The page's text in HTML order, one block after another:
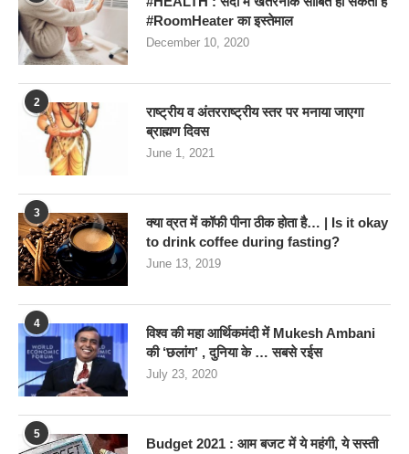
#RoomHeater का इस्तेमाल
December 10, 2020
2
राष्ट्रीय व अंतरराष्ट्रीय स्तर पर मनाया जाएगा
ब्राह्मण दिवस
June 1, 2021
3
क्या व्रत में कॉफी पीना ठीक होता है… | Is it okay
to drink coffee during fasting?
June 13, 2019
4
विश्व की महा आर्थिकमंदी में Mukesh Ambani
की ‘छलांग’ , दुनिया के … सबसे रईस
July 23, 2020
5
Budget 2021 : आम बजट में ये महंगी, ये सस्‍ती